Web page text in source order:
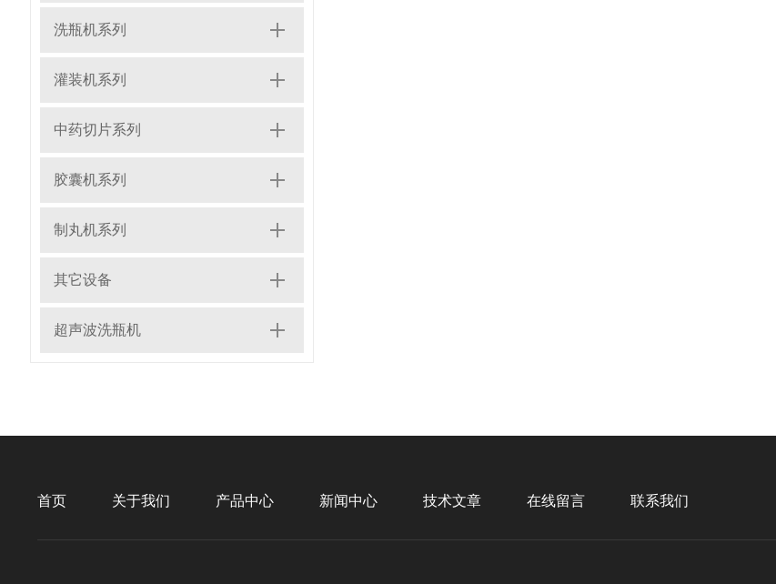
洗瓶机系列
灌装机系列
中药切片系列
胶囊机系列
制丸机系列
其它设备
超声波洗瓶机
首页 关于我们 产品中心 新闻中心 技术文章 在线留言 联系我们